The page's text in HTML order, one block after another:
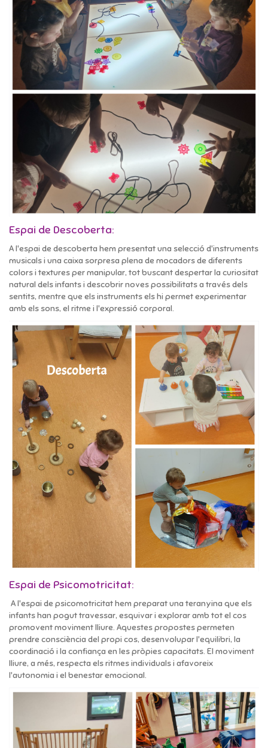
Espai de Descoberta:
A l'espai de descoberta hem presentat una selecció d'instruments
musicals i una caixa sorpresa plena de mocadors de diferents
colors i textures per manipular, tot buscant despertar la curiositat
natural dels infants i descobrir noves possibilitats a través dels
sentits, mentre que els instruments els hi permet experimentar
amb els sons, el ritme i l'expressió corporal.
Espai de Psicomotricitat:
A l'espai de psicomotricitat hem preparat una teranyina que els
infants han pogut travessar, esquivar i explorar amb tot el cos
promovent moviment lliure. Aquestes propostes permeten
prendre consciència del propi cos, desenvolupar l'equilibri, la
coordinació i la confiança en les pròpies capacitats. El moviment
lliure, a més, respecta els ritmes individuals i afavoreix
l'autonomia i el benestar emocional.